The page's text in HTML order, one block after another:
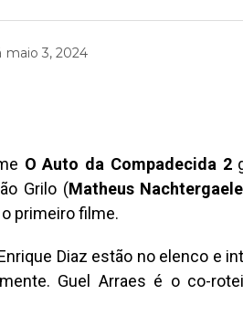
maio 3, 2024
O Auto da Compadecida 2
Grilo (Matheus Nachtergaele
primeiro filme.
Diaz estão no elenco e
Guel Arraes é o co-